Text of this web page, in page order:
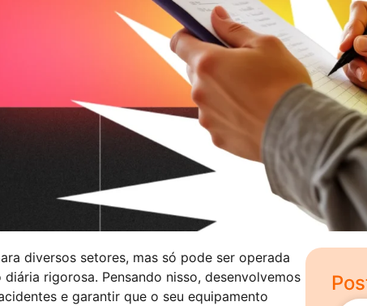
diversos setores, mas só pode ser operada
rigorosa. Pensando nisso, desenvolvemos
e garantir que o seu equipamento